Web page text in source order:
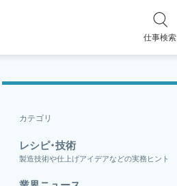
仕事検索
カテゴリ
レシピ・技術
製造技術や仕上げアイデアなどの実務ヒント